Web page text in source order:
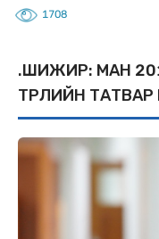
1708
Ө.ШИЖИР: МАН
ТӨРЛИЙН